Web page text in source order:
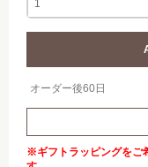
オーダー後60日
※ギフトラッピングをご